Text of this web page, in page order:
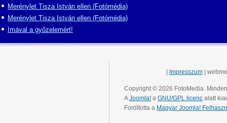
Merénylet Tisza István ellen (Fotómédia)
Merénylet Tisza István ellen (Fotómédia)
Imával a győzelemért!
Impresszum |
Copyright © 2026 FotoMedia.
AJoomla! a GNU/GPL licenc alatt
Fordította a Magyar Joomla!